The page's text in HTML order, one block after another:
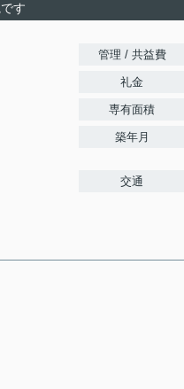
す
管理 / 共益費
礼金
専有面積
築年月
交通